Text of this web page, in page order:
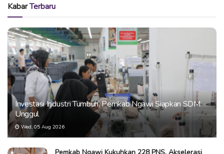
KabarTerbaru
Investasi Industri Tumbuh, Pemkab Ngawi Siapkan SDM
Unggul
Wed, 05 Aug 2026
Pemkab Ngawi Kukuhkan 228 PNS, Akselerasi